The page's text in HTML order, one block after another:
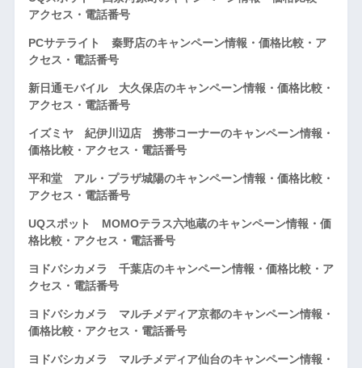
アクセス・電話番号
PCサテライト 秦野店のキャンペーン情報・価格比較・ア
クセス・電話番号
新日通モバイル 大久保店のキャンペーン情報・価格比較・
アクセス・電話番号
イズミヤ 紀伊川辺店 携帯コーナーのキャンペーン情報・
価格比較・アクセス・電話番号
平和堂 アル・プラザ城陽のキャンペーン情報・価格比較・
アクセス・電話番号
UQスポット MOMOテラス六地蔵のキャンペーン情報・価
格比較・アクセス・電話番号
ヨドバシカメラ 千葉店のキャンペーン情報・価格比較・ア
クセス・電話番号
ヨドバシカメラ マルチメディア京都のキャンペーン情報・
価格比較・アクセス・電話番号
ヨドバシカメラ マルチメディア仙台のキャンペーン情報・